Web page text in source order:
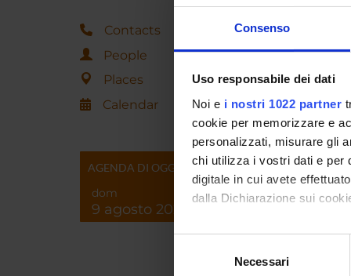
Consenso
Uso responsabile dei dati
Noi e i nostri 1022 partner
cookie per memorizzare e
personalizzati, misurare gli
chi utilizza i vostri dati e per
digitale in cui avete
dalla Dichiarazione sui
Con il tuo consenso,
raccogliere
Necessari
Contacts
People
Places
Calendar
AGENDA DI OGGI
dom
9 agosto 2026
chairs
He